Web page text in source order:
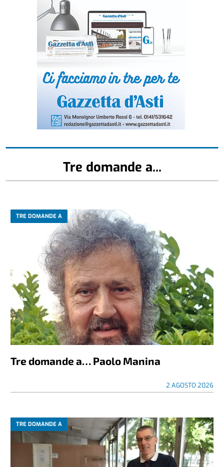
Tre domande a...
TRE DOMANDE A
Tre domande a… Paolo Manina
2 AGOSTO 2026
TRE DOMANDE A